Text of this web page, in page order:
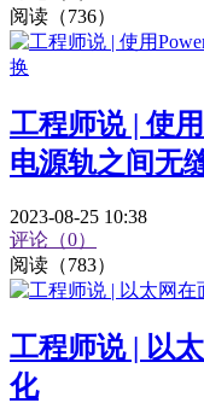
阅读（736）
工程师说 | 使
电源轨之间无
2023-08-25 10:38
评论（0）
阅读（783）
工程师说 | 以
化